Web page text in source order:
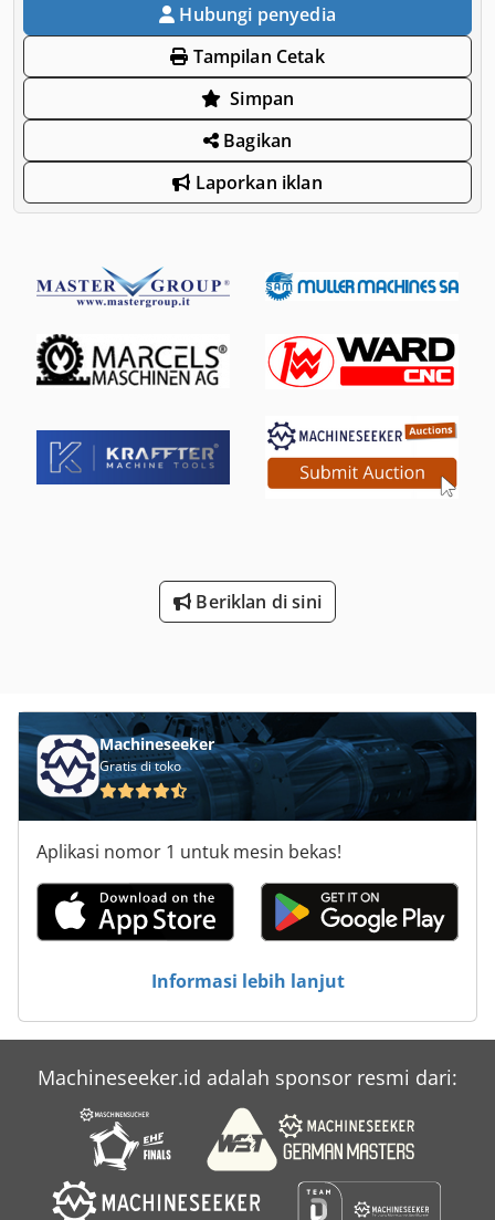
Hubungi penyedia
Tampilan Cetak
Simpan
Bagikan
Laporkan iklan
Beriklan di sini
Machineseeker
Gratis di toko
Aplikasi nomor 1 untuk mesin bekas!
Informasi lebih lanjut
Machineseeker.id adalah sponsor resmi dari: